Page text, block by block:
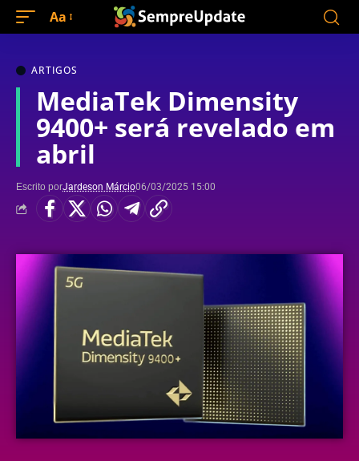
Aa
ARTIGOS
MediaTek Dimensity
9400+ será revelado em
abril
Escrito porJardeson Márcio06/03/2025 15:00